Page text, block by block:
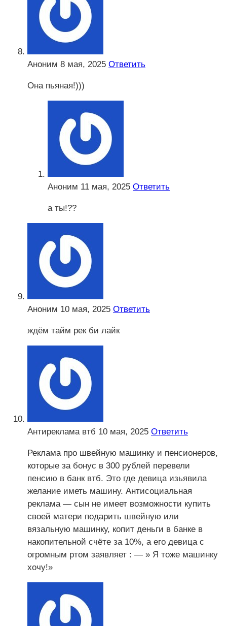
Аноним 8 мая, 2025 Ответить
Она пьяная!)))
Аноним 11 мая, 2025 Ответить
а ты!??
Аноним 10 мая, 2025 Ответить
ждём тайм рек би лайк
Антиреклама втб 10 мая, 2025 Ответить
Реклама про швейную машинку и пенсионеров,
которые за бонус в 300 рублей перевели
пенсию в банк втб. Это где девица изьявила
желание иметь машину. Антисоциальная
реклама — сын не имеет возможности купить
своей матери подарить швейную или
вязальную машинку, копит деньги в банке в
накопительной счёте за 10%, а его девица с
огромным ртом заявляет : — » Я тоже машинку
хочу!»